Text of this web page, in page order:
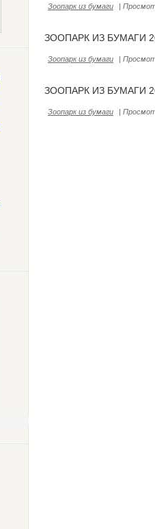
Зоопарк из бумаги |
ЗООПАРК ИЗ БУМАГИ
Зоопарк из бумаги |
ЗООПАРК ИЗ БУМАГИ
Зоопарк из бумаги |